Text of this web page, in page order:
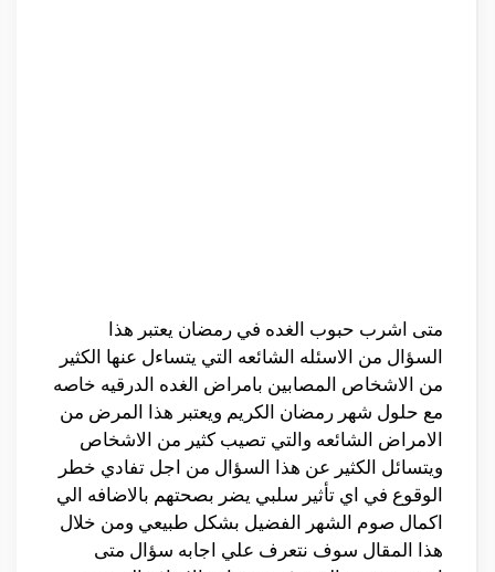
متى اشرب حبوب الغده في رمضان يعتبر هذا
السؤال من الاسئله الشائعه التي يتساءل عنها الكثير
من الاشخاص المصابين بامراض الغده الدرقيه خاصه
مع حلول شهر رمضان الكريم ويعتبر هذا المرض من
الامراض الشائعه والتي تصيب كثير من الاشخاص
ويتسائل الكثير عن هذا السؤال من اجل تفادي خطر
الوقوع في اي تأثير سلبي يضر بصحتهم بالاضافه الي
اكمال صوم الشهر الفضيل بشكل طبيعي ومن خلال
هذا المقال سوف نتعرف علي اجابه سؤال متى